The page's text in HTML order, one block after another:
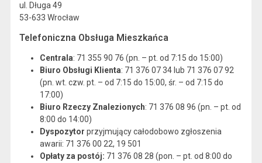
ul. Długa 49
53-633 Wrocław
Telefoniczna Obsługa Mieszkańca
Centrala: 71 355 90 76 (pn. – pt. od 7:15 do 15:00)
Biuro Obsługi Klienta: 71 376 07 34 lub 71 376 07 92
(pn. wt. czw. pt. – od 7:15 do 15:00, śr. – od 7:15 do
17:00)
Biuro Rzeczy Znalezionych: 71 376 08 96 (pn. – pt. od
8:00 do 14:00)
Dyspozytor przyjmujący całodobowo zgłoszenia
awarii: 71 376 00 22, 19 501
Opłaty za postój: 71 376 08 28 (pon. – pt. od 8:00 do